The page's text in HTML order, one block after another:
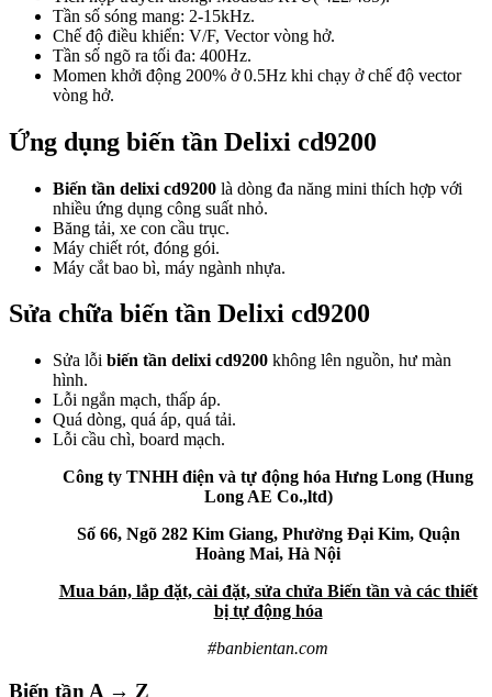
Tần số sóng mang: 2-15kHz.
Chế độ điều khiển: V/F, Vector vòng hở.
Tần số ngõ ra tối đa: 400Hz.
Momen khởi động 200% ở 0.5Hz khi chạy ở chế độ vector
vòng hở.
Ứng dụng biến tần Delixi cd9200
Biến tần delixi cd9200 là dòng đa năng mini thích hợp với
nhiều ứng dụng công suất nhỏ.
Băng tải, xe con cầu trục.
Máy chiết rót, đóng gói.
Máy cắt bao bì, máy ngành nhựa.
Sửa chữa biến tần Delixi cd9200
Sửa lỗi biến tần delixi cd9200 không lên nguồn, hư màn
hình.
Lỗi ngắn mạch, thấp áp.
Quá dòng, quá áp, quá tải.
Lỗi cầu chì, board mạch.
Công ty TNHH điện và tự động hóa Hưng Long (Hung
Long AE Co.,ltd)
Số 66, Ngõ 282 Kim Giang, Phường Đại Kim, Quận
Hoàng Mai, Hà Nội
Mua bán, lắp đặt, cài đặt, sửa chửa Biến tần và các thiết
bị tự động hóa
#banbientan.com
Biến tần A → Z